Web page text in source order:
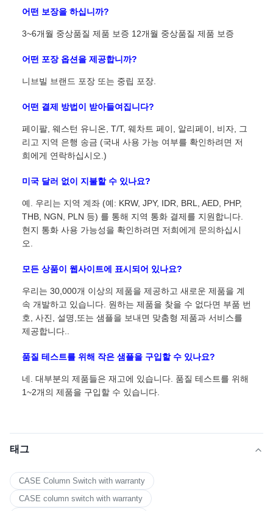
어떤 보장을 하십니까?
3~6개월 중상품질 제품 보증 12개월 중상품질 제품 보증
어떤 포장 옵션을 제공합니까?
니브빌 브랜드 포장 또는 중립 포장.
어떤 결제 방법이 받아들여집니다?
페이팔, 웨스턴 유니온, T/T, 웨차트 페이, 알리페이, 비자, 그
리고 지역 은행 송금 (국내 사용 가능 여부를 확인하려면 저
희에게 연락하십시오.)
미국 달러 없이 지불할 수 있나요?
예. 우리는 지역 계좌 (예: KRW, JPY, IDR, BRL, AED, PHP,
THB, NGN, PLN 등) 를 통해 지역 통화 결제를 지원합니다.
현지 통화 사용 가능성을 확인하려면 저희에게 문의하십시
오.
모든 상품이 웹사이트에 표시되어 있나요?
우리는 30,000개 이상의 제품을 제공하고 새로운 제품을 계
속 개발하고 있습니다. 원하는 제품을 찾을 수 없다면 부품 번
호, 사진, 설명,또는 샘플을 보내면 맞춤형 제품과 서비스를
제공합니다..
품질 테스트를 위해 작은 샘플을 구입할 수 있나요?
네. 대부분의 제품들은 재고에 있습니다. 품질 테스트를 위해
1~2개의 제품을 구입할 수 있습니다.
태그
CASE Column Switch with warranty
CASE column switch with warranty